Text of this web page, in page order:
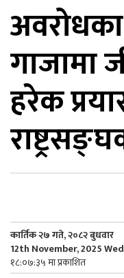
गाजामा
हरेक
कार्तिक २७ गते, २०८२ बुधवार
12th November, 2025 Wed
१८:०७:३५ मा प्रकाशित